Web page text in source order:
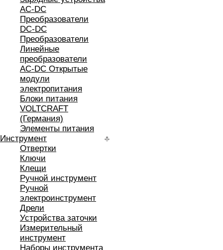
AC-DC
Преобразователи
DC-DC
Преобразователи
Линейные
преобразователи
AC-DC Открытые
модули
электропитания
Блоки питания
VOLTCRAFT
(Германия)
Элементы питания
Инструмент
Отвертки
Ключи
Клещи
Ручной инструмент
Ручной
электроинструмент
Дрели
Устройства заточки
Измерительный
инструмент
Наборы инструмента